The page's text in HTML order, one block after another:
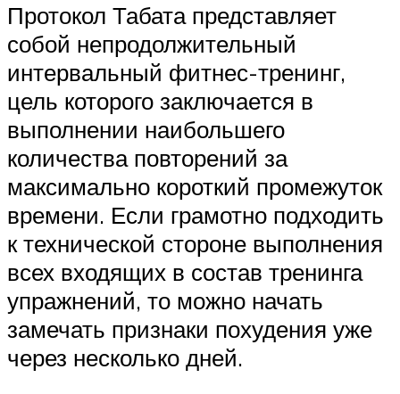
Протокол Табата представляет
собой непродолжительный
интервальный фитнес-тренинг,
цель которого заключается в
выполнении наибольшего
количества повторений за
максимально короткий промежуток
времени. Если грамотно подходить
к технической стороне выполнения
всех входящих в состав тренинга
упражнений, то можно начать
замечать признаки похудения уже
через несколько дней.